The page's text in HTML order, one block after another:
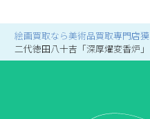
絵画買取なら美術品買取専門店獏
二代徳田八十吉「深厚燿変香炉」